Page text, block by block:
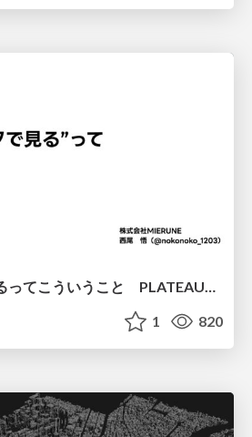
都市をデータで見るってこういうこと PLATEAU属性情報入門
1 820